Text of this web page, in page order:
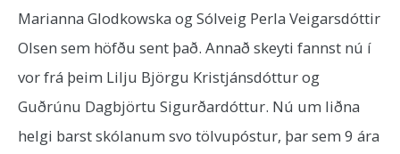
Marianna Glodkowska og Sólveig Perla Veigarsdóttir
Olsen sem höfðu sent það. Annað skeyti fannst nú í
vor frá þeim Lilju Björgu Kristjánsdóttur og
Guðrúnu Dagbjörtu Sigurðardóttur. Nú um liðna
helgi barst skólanum svo tölvupóstur, þar sem 9 ára